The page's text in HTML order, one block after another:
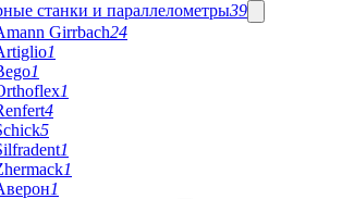
станки и параллелометры39
Girrbach24
1
1
1
4
5
1
1
1